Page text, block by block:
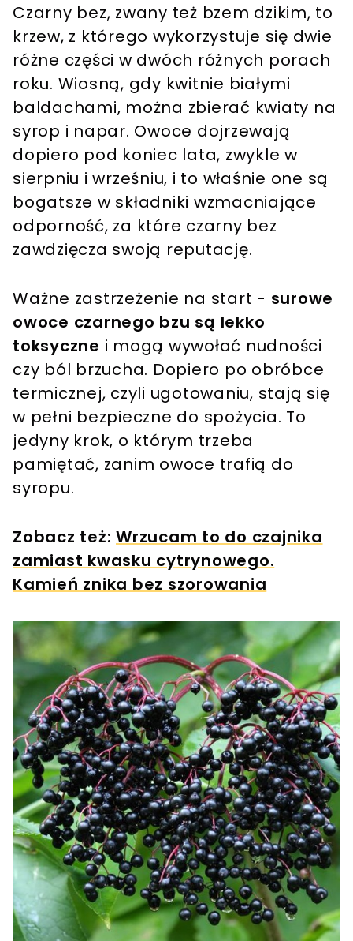
Czarny bez, zwany też bzem dzikim, to
krzew, z którego wykorzystuje się dwie
różne części w dwóch różnych porach
roku. Wiosną, gdy kwitnie białymi
baldachami, można zbierać kwiaty na
syrop i napar. Owoce dojrzewają
dopiero pod koniec lata, zwykle w
sierpniu i wrześniu, i to właśnie one są
bogatsze w składniki wzmacniające
odporność, za które czarny bez
zawdzięcza swoją reputację.
Ważne zastrzeżenie na start - surowe
owoce czarnego bzu są lekko
toksyczne i mogą wywołać nudności
czy ból brzucha. Dopiero po obróbce
termicznej, czyli ugotowaniu, stają się
w pełni bezpieczne do spożycia. To
jedyny krok, o którym trzeba
pamiętać, zanim owoce trafią do
syropu.
Zobacz też: Wrzucam to do czajnika
zamiast kwasku cytrynowego.
Kamień znika bez szorowania